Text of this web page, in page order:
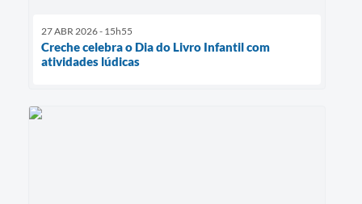
27 ABR 2026 - 15h55
Creche celebra o Dia do Livro Infantil com
atividades lúdicas